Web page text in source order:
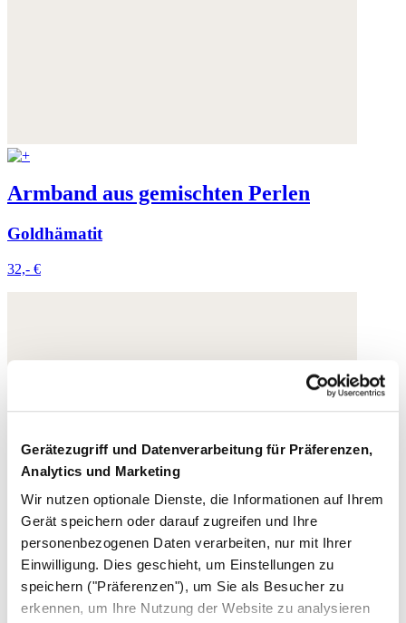
Gerätezugriff und Datenverarbeitung für Präferenzen,
Analytics und Marketing
Wir nutzen optionale Dienste, die Informationen auf Ihrem
Gerät speichern oder darauf zugreifen und Ihre
personenbezogenen Daten verarbeiten, nur mit Ihrer
Einwilligung. Dies geschieht, um Einstellungen zu
speichern ("Präferenzen"), um Sie als Besucher zu
erkennen, um Ihre Nutzung der Website zu analysieren
Armband aus gemischten Perlen
Goldhämatit
32,- €